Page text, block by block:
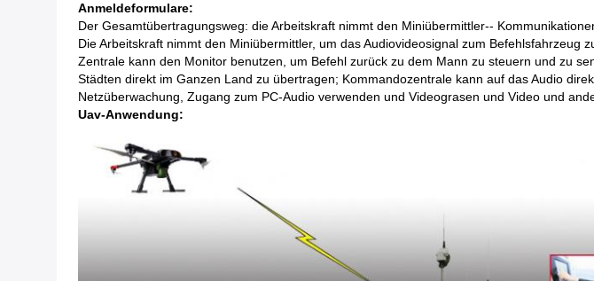
Anmeldeformulare:
Der Gesamtübertragungsweg: die Arbeitskraft nimmt den Miniübermittler--
Die Arbeitskraft nimmt den Miniübermittler, um das Audiovideosignal zum
Zentrale kann den Monitor benutzen, um Befehl zurück zu dem Mann zu steuern und zu
Städten direkt im Ganzen Land zu übertragen; Kommandozentrale kann auf das Audio
Netzüberwachung, Zugang zum PC-Audio verwenden und Videograsen und Video und
Uav-Anwendung: